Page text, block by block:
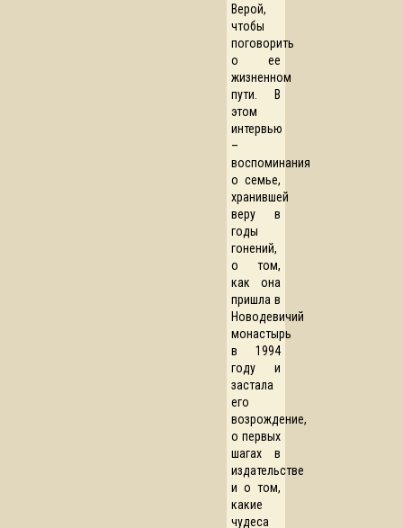
Верой,
чтобы
поговорить
о ее
жизненном
пути. В
этом
интервью
–
воспоминания
о семье,
хранившей
веру в
годы
гонений,
о том,
как она
пришла в
Новодевичий
монастырь
в 1994
году и
застала
его
возрождение,
о первых
шагах в
издательстве
и о том,
какие
чудеса